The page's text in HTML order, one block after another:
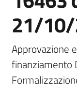
Leggi
Atti
Bandi
21/
Approvazione
finanziamento